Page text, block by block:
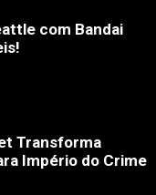
com Bandai
Transforma
Império do Crime